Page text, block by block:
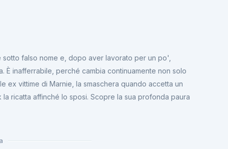
falso nome e, dopo aver lavorato per un po',
È inafferrabile, perché cambia continuamente non solo
ex vittime di Marnie, la smaschera quando accetta un
ricatta affinché lo sposi. Scopre la sua profonda paura